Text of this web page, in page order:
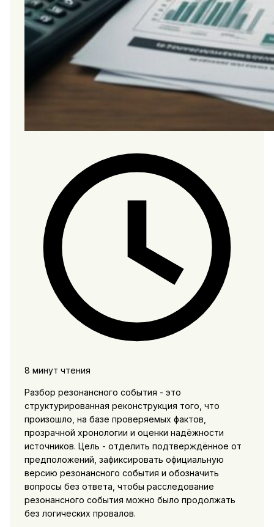
8 минут чтения
Разбор резонансного события - это
структурированная реконструкция того, что
произошло, на базе проверяемых фактов,
прозрачной хронологии и оценки надёжности
источников. Цель - отделить подтверждённое от
предположений, зафиксировать официальную
версию резонансного события и обозначить
вопросы без ответа, чтобы расследование
резонансного события можно было продолжать
без логических провалов.